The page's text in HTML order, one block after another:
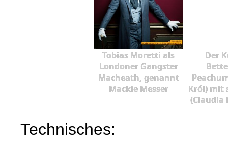
Tobias Moretti als
Londoner Gangster
Macheath, genannt
Mackie Messer
Der
Król) mit
(Claudia
Technisches: